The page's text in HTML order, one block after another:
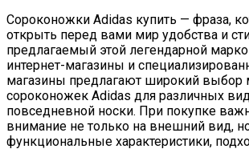
Сороконожки Adidas купить — фраза,
открыть перед вами мир удобства и
предлагаемый этой легендарной
интернет-магазины и
магазины предлагают широкий выбор
сороконожек Adidas для различных
повседневной носки. При покупке
внимание не только на внешний вид,
функциональные характеристики,